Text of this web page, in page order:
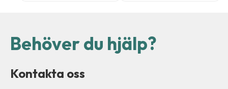
Behöver du hjälp?
Kontakta oss